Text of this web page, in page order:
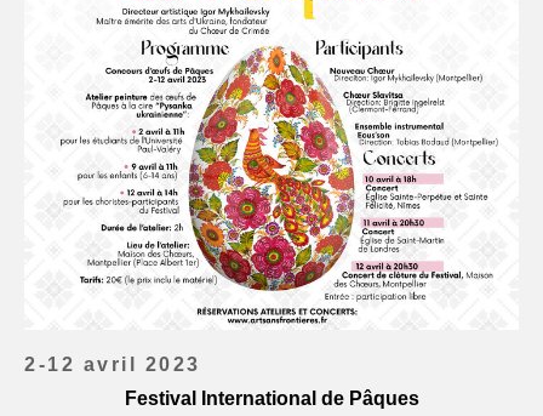
2-12 avril 2023
Festival International de Pâques